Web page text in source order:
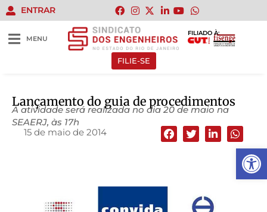
Abrir
ENTRAR
MENU
FILIADO À:
FILIE-SE
Lançamento do guia de procedimentos
A atividade será realizada no dia 20 de maio na
SEAERJ, às 17h
15 de maio de 2014